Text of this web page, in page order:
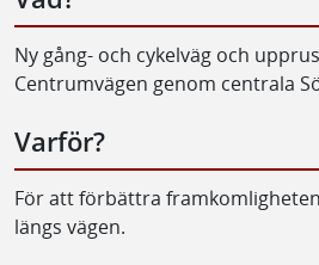
Ny gång- och cykelväg och
Centrumvägen genom centrala
Varför?
För att förbättra
längs vägen.